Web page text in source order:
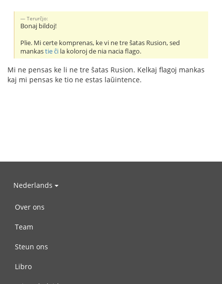
Terurĉjo:
Bonaj bildoj!
Plie. Mi certe komprenas, ke vi ne tre ŝatas Rusion, sed
mankastie ĉi la koloroj de nia nacia flago.
Mi ne pensas ke li ne tre ŝatas Rusion. Kelkaj flagoj mankas
kaj mi pensas ke tio ne estas laŭintence.
Nederlands
Over ons
Team
Steun ons
Libro